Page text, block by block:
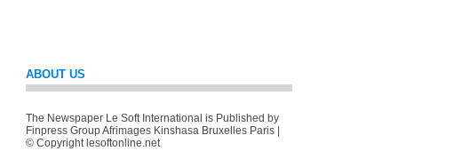
ABOUT US
The Newspaper Le Soft International is Published by
Finpress Group Afrimages Kinshasa Bruxelles Paris |
© Copyright lesoftonline.net